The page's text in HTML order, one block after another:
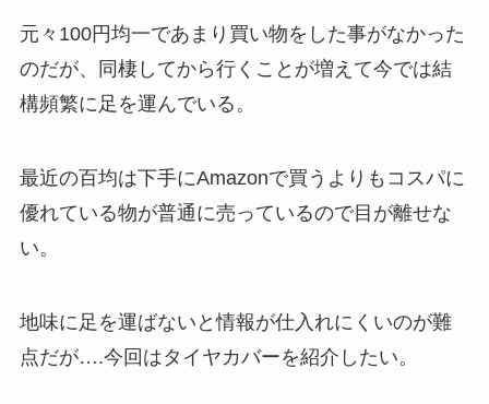
元々100円均一であまり買い物をした事がなかった
のだが、同棲してから行くことが増えて今では結
構頻繁に足を運んでいる。
最近の百均は下手にAmazonで買うよりもコスパに
優れている物が普通に売っているので目が離せな
い。
地味に足を運ばないと情報が仕入れにくいのが難
点だが….今回はタイヤカバーを紹介したい。